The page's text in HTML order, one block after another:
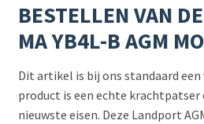
BESTELLEN VAN
MA YB4L-B AGM
Dit artikel is bij ons standaard
product is een echte krachtpatser
nieuwste eisen. Deze Landport